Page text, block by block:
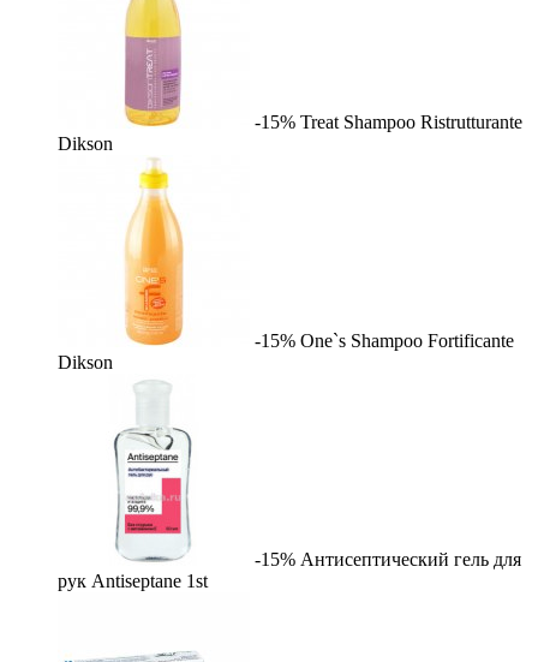
-15% Treat Shampoo Ristrutturante
Dikson
-15% One`s Shampoo Fortificante
Dikson
-15% Антисептический гель для
рук Antiseptane 1st